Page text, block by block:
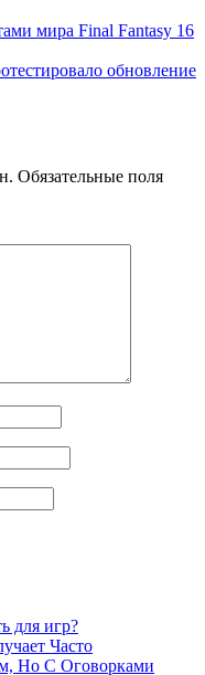
мира Final Fantasy 16
обновление
Обязательные поля
для игр?
Часто
Но С Оговорками